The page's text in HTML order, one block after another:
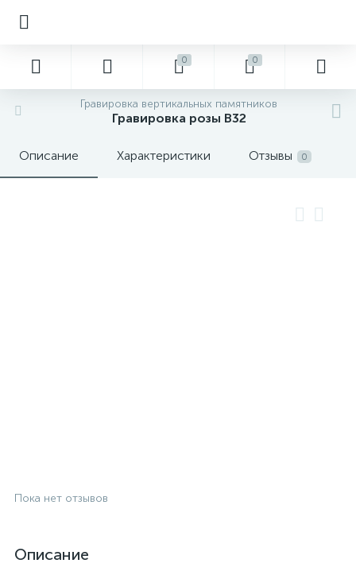
0 0
Гравировка вертикальных памятников
Гравировка розы В32
Описание Характеристики Отзывы 0
Пока нет отзывов
Описание